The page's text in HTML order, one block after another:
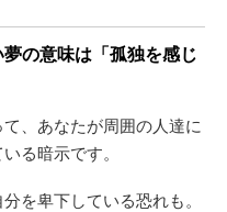
の意味は「孤独を感じ
、あなたが周囲の人達に
る暗示です。
を卑下している恐れも。